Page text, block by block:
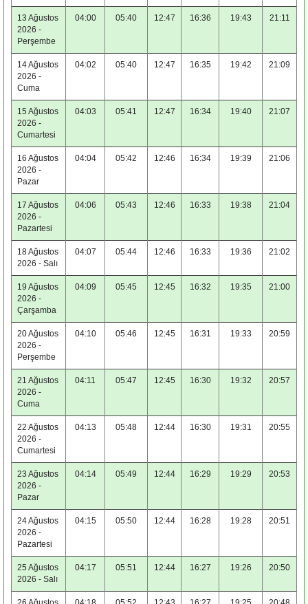
13 Ağustos
2026 -
Perşembe
04:00 05:40 12:47 16:36 19:43 21:11
14 Ağustos
2026 -
Cuma
04:02 05:40 12:47 16:35 19:42 21:09
15 Ağustos
2026 -
Cumartesi
04:03 05:41 12:47 16:34 19:40 21:07
16 Ağustos
2026 -
Pazar
04:04 05:42 12:46 16:34 19:39 21:06
17 Ağustos
2026 -
Pazartesi
04:06 05:43 12:46 16:33 19:38 21:04
18 Ağustos
2026 - Salı
04:07 05:44 12:46 16:33 19:36 21:02
19 Ağustos
2026 -
Çarşamba
04:09 05:45 12:45 16:32 19:35 21:00
20 Ağustos
2026 -
Perşembe
04:10 05:46 12:45 16:31 19:33 20:59
21 Ağustos
2026 -
Cuma
04:11 05:47 12:45 16:30 19:32 20:57
22 Ağustos
2026 -
Cumartesi
04:13 05:48 12:44 16:30 19:31 20:55
23 Ağustos
2026 -
Pazar
04:14 05:49 12:44 16:29 19:29 20:53
24 Ağustos
2026 -
Pazartesi
04:15 05:50 12:44 16:28 19:28 20:51
25 Ağustos
2026 - Salı
04:17 05:51 12:44 16:27 19:26 20:50